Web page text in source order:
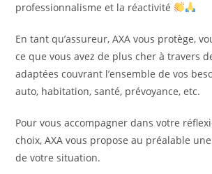
professionnalisme et la réactivité
En tant qu’assureur, AXA vous protège,
ce que vous avez de plus cher à travers
adaptées couvrant l’ensemble de vos
auto, habitation, santé, prévoyance, etc.
Pour vous accompagner dans votre
choix, AXA vous propose au préalable
de votre situation.